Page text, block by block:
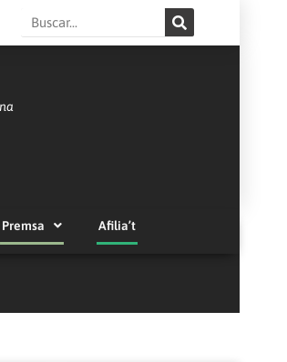
Search
Premsa Afilia’t